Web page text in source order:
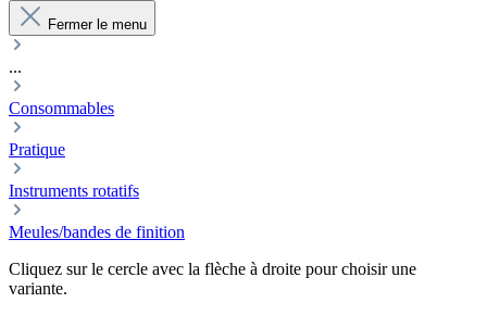
Fermer le menu
...
Consommables
Pratique
Instruments rotatifs
Meules/bandes de finition
Cliquez sur le cercle avec la flèche à droite pour choisir une
variante.